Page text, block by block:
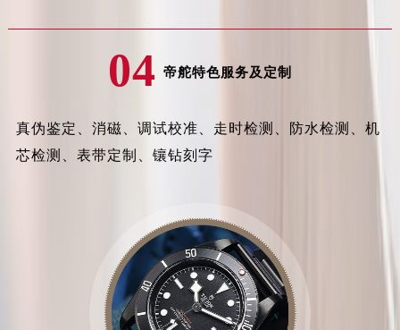
江苏省淮安市清江浦区淮海北路帝舵售后服务中心（需提前预约）
江苏省镇江市京口区中山东路帝舵售后服务中心（需提前预约）
江西省抚州市临川区赣东大道帝舵售后服务中心（需提前预约）
江西省赣州市章贡区文清路帝舵售后服务中心（需提前预约）
04 帝舵特色服务及定制
真伪鉴定、消磁、调试校准、走时检测、防水检测、机
芯检测、表带定制、镶钻刻字